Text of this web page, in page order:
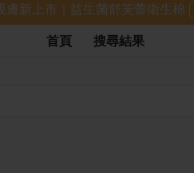
膚新上市｜益生菌舒芙蕾衛生棉
首頁 搜尋結果